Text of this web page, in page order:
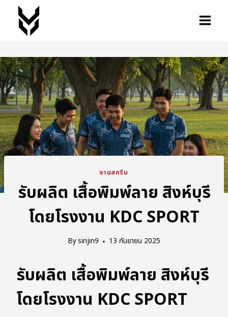
งานสกรีน
รับผลิต เสื้อพิมพ์ลาย สิงห์บุรี
โดยโรงงาน KDC SPORT
Bysirijin9 13 กันยายน 2025
รับผลิต เสื้อพิมพ์ลาย สิงห์บุรี
โดยโรงงาน KDC SPORT